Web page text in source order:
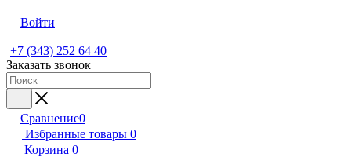
Войти
+7 (343) 252 64 40
Заказать звонок
Сравнение0
Избранные товары 0
Корзина 0